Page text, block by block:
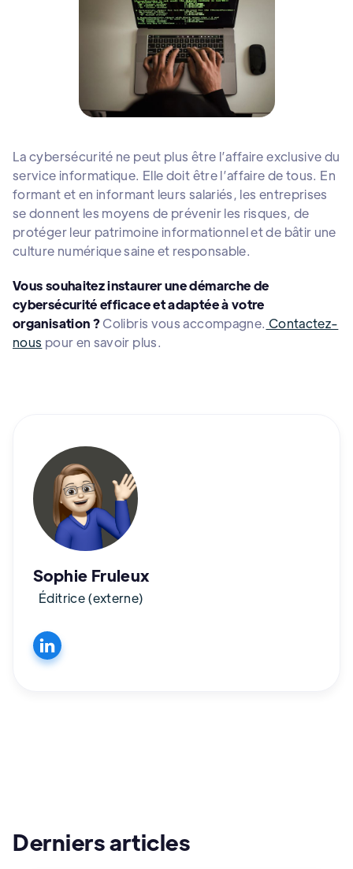
La cybersécurité ne peut plus être l’affaire exclusive du
service informatique. Elle doit être l’affaire de tous. En
formant et en informant leurs salariés, les entreprises
se donnent les moyens de prévenir les risques, de
protéger leur patrimoine informationnel et de bâtir une
culture numérique saine et responsable.
Vous souhaitez instaurer une démarche de
cybersécurité efficace et adaptée à votre
organisation ?Colibris vous accompagne. Contactez-
nous pour en savoir plus.
Sophie Fruleux
Éditrice (externe)
Derniers articles